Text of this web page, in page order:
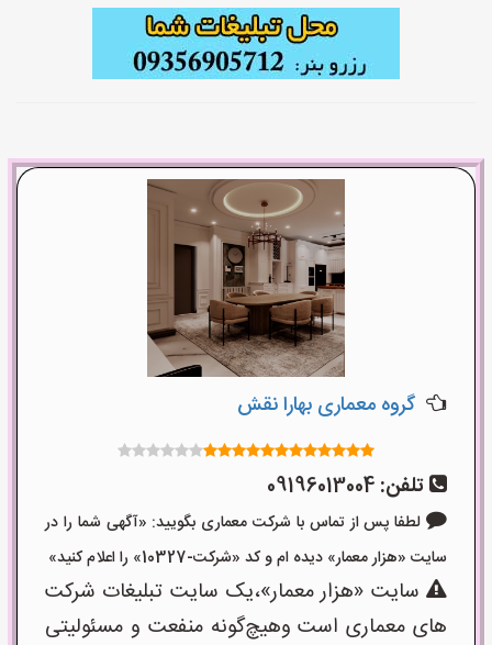
گروه معماری بهارا نقش
تلفن: 09196013004
لطفا پس از تماس با شرکت معماری بگویید: «آگهی شما را در
سایت «هزار معمار» دیده ام و کد «شرکت-10327» را اعلام کنید»
سایت «هزار معمار»،یک سایت تبلیغات شرکت
های معماری است وهیچ‌گونه منفعت و مسئولیتی